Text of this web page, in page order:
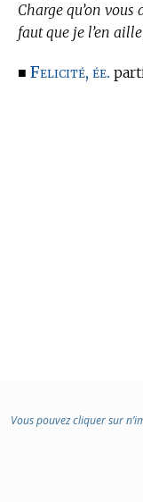
Charge qu’on
faut que je l’en
■ Felicité, ée.
Vous pouvez cliquer sur